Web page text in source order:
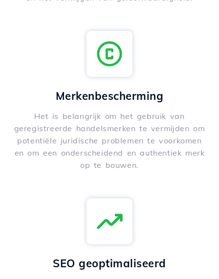
Merkenbescherming
Het is belangrijk om het gebruik van
geregistreerde handelsmerken te vermijden om
potentiële juridische problemen te voorkomen
en om een onderscheidend en authentiek merk
op te bouwen.
SEO geoptimaliseerd